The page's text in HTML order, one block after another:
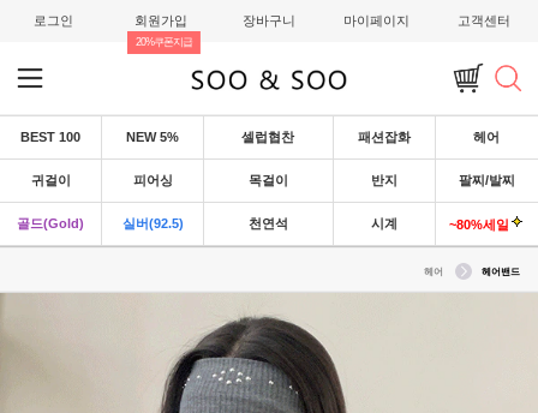
로그인 회원가입
20%쿠폰지급
장바구니 마이페이지 고객센터
BEST 100 NEW 5% 셀럽협찬 패션잡화 헤어
귀걸이 피어싱 목걸이 반지 팔찌/발찌
골드(Gold) 실버(92.5) 천연석 시계 ~80%세일
헤어 헤어밴드